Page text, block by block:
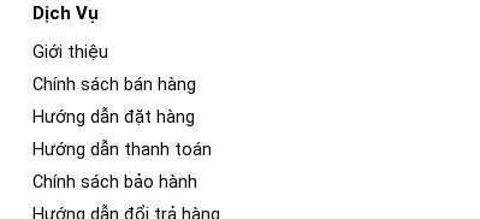
Dịch Vụ
Giới thiệu
Chính sách bán hàng
Hướng dẫn đặt hàng
Hướng dẫn thanh toán
Chính sách bảo hành
Hướng dẫn đổi trả hàng